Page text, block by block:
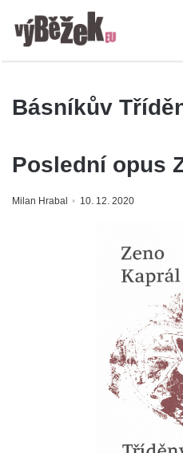
Básníkův
Poslední opus
Milan Hrabal 10. 12. 2020